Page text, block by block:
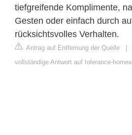
tiefgreifende Komplimente,
Gesten oder einfach durch
rücksichtsvolles Verhalten.
Antrag auf Entfernung der Quelle
vollständige Antwort auf tolerance-